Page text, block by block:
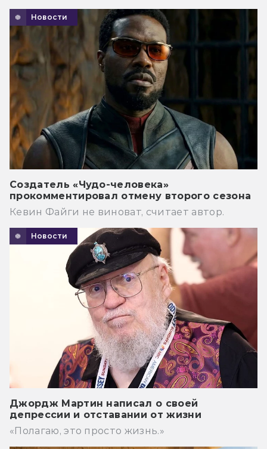
Новости
Создатель «Чудо-человека»
прокомментировал отмену второго сезона
Кевин Файги не виноват, считает автор.
Новости
Джордж Мартин написал о своей
депрессии и отставании от жизни
«Полагаю, это просто жизнь.»